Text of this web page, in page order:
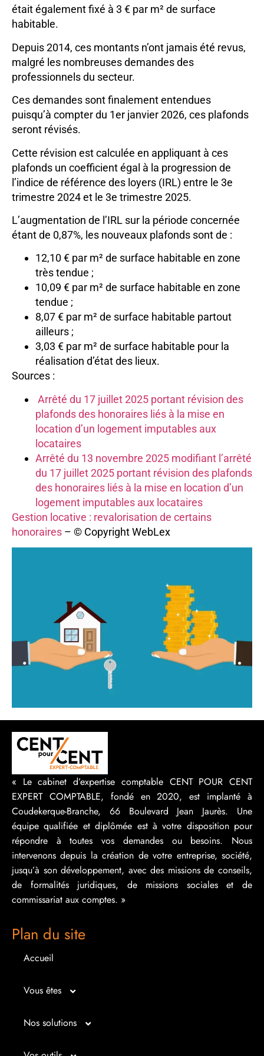
était également fixé à 3 € par m² de surface
habitable.
Depuis 2014, ces montants n’ont jamais été revus,
malgré les nombreuses demandes des
professionnels du secteur.
Ces demandes sont finalement entendues
puisqu’à compter du 1er janvier 2026, ces plafonds
seront révisés.
Cette révision est calculée en appliquant à ces
plafonds un coefficient égal à la progression de
l’indice de référence des loyers (IRL) entre le 3e
trimestre 2024 et le 3e trimestre 2025.
L’augmentation de l’IRL sur la période concernée
étant de 0,87%, les nouveaux plafonds sont de :
12,10 € par m² de surface habitable en zone
très tendue ;
10,09 € par m² de surface habitable en zone
tendue ;
8,07 € par m² de surface habitable partout
ailleurs ;
3,03 € par m² de surface habitable pour la
réalisation d’état des lieux.
Sources :
Arrêté du 17 juillet 2025 portant révision des
plafonds des honoraires liés à la mise en
location d’un logement imputables aux
locataires
Arrêté du 13 novembre 2025 modifiant l’arrêté
du 17 juillet 2025 portant révision des plafonds
des honoraires liés à la mise en location d’un
logement imputables aux locataires
Gestion locative : revalorisation de certains
honoraires – © Copyright WebLex
« Le cabinet d’expertise comptable CENT POUR CENT
EXPERT COMPTABLE, fondé en 2020, est implanté à
Coudekerque-Branche, 66 Boulevard Jean Jaurès. Une
équipe qualifiée et diplômée est à votre disposition pour
répondre à toutes vos demandes ou besoins. Nous
intervenons depuis la création de votre entreprise, société,
jusqu’à son développement, avec des missions de conseils,
de formalités juridiques, de missions sociales et de
commissariat aux comptes. »
Plan du site
Accueil
Vous êtes
Micro entrepreneur
Créateur d’entreprise
Nos solutions